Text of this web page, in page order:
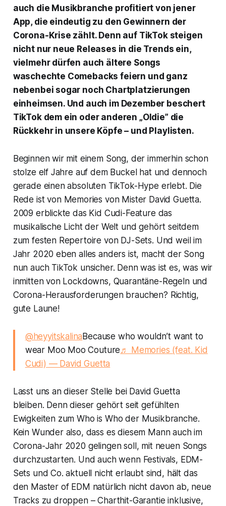
auch die Musikbranche profitiert von jener
App, die eindeutig zu den Gewinnern der
Corona-Krise zählt. Denn auf TikTok steigen
nicht nur neue Releases in die Trends ein,
vielmehr dürfen auch ältere Songs
waschechte Comebacks feiern und ganz
nebenbei sogar noch Chartplatzierungen
einheimsen. Und auch im Dezember beschert
TikTok dem ein oder anderen „Oldie” die
Rückkehr in unsere Köpfe – und Playlisten.
Beginnen wir mit einem Song, der immerhin schon
stolze elf Jahre auf dem Buckel hat und dennoch
gerade einen absoluten TikTok-Hype erlebt. Die
Rede ist von Memories von Mister David Guetta.
2009 erblickte das Kid Cudi-Feature das
musikalische Licht der Welt und gehört seitdem
zum festen Repertoire von DJ-Sets. Und weil im
Jahr 2020 eben alles anders ist, macht der Song
nun auch TikTok unsicher. Denn was ist es, was wir
inmitten von Lockdowns, Quarantäne-Regeln und
Corona-Herausforderungen brauchen? Richtig,
gute Laune!
@heyyitskalina Because who wouldn’t want to
wear Moo Moo Couture♬ Memories (feat. Kid
Cudi) — David Guetta
Lasst uns an dieser Stelle bei David Guetta
bleiben. Denn dieser gehört seit gefühlten
Ewigkeiten zum Who is Who der Musikbranche.
Kein Wunder also, dass es diesem Mann auch im
Corona-Jahr 2020 gelingen soll, mit neuen Songs
durchzustarten. Und auch wenn Festivals, EDM-
Sets und Co. aktuell nicht erlaubt sind, hält das
den Master of EDM natürlich nicht davon ab, neue
Tracks zu droppen – Charthit-Garantie inklusive,